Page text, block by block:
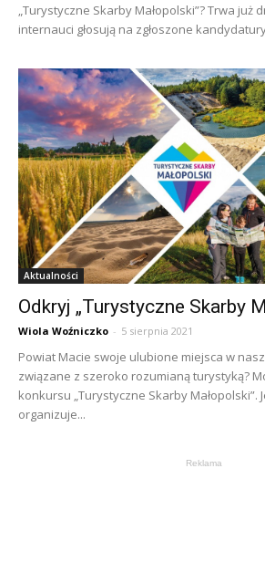
„Turystyczne Skarby Małopolski”? Trwa już
internauci głosują na zgłoszone
Aktualności
Odkryj „Turystyczne Skarby
Wiola Woźniczko - 5 sierpnia 2021
Powiat Macie swoje ulubione miejsca w
związane z szeroko rozumianą turystyką?
konkursu „Turystyczne Skarby Małopolski”.
organizuje...
Reklama